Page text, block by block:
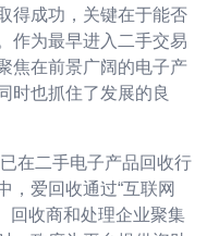
成功，关键在于能否
作为最早进入二手交易
焦在前景广阔的电子产
时也抓住了发展的良
二手电子产品回收行
，爱回收通过“互联网
回收商和处理企业聚集